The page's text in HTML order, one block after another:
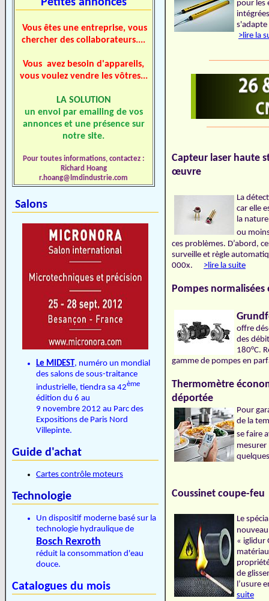
Petites annonces
Vous êtes une entreprise, vous
chercher des collaborateurs....
Vous avez besoin d'appareils,
vous voulez vendre les vôtres...
LA SOLUTION
un envoi par emailing de vos
annonces et une présence sur
notre site.
Pour toutes informations, contactez :
Richard Hoang
r.hoang@lmdindustrie.com
Salons
Le MIDEST , numéro un mondial
des salons de sous-traitance
industrielle, tiendra sa 42ème
édition du 6 au
9 novembre 2012 au Parc des
Expositions de Paris Nord
Villepinte.
Guide d'achat
Cartes contrôle moteurs
Technologie
Un dispositif moderne basé sur la
technologie hydraulique de
Bosch Rexroth
réduit la consommation d'eau
douce.
Catalogues du mois
pour les
s'adapte
>lire la
Capteur laser haute
œuvre
La
car elle
la
ou
ces problèmes. D’abord,
surveille et règle
000x. >lire la suite
Pompes normalisées
offre
des
180°C.
gamme de pompes en
Thermomètre
déportée
Pour
de la
se faire
mesurer
Coussinet coupe-feu
Le
« iglidur
de
l’usure
suite